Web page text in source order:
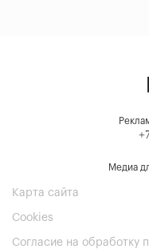
Медиа
Карта сайта
Cookies
Согласие на обработку